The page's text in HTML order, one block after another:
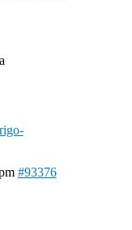
#93376